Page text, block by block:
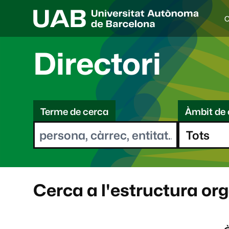
I
d
i
a
e
l
e
o
t
Directori
C
eTerme de cerca Àmbit de
Cerca a l'estructura